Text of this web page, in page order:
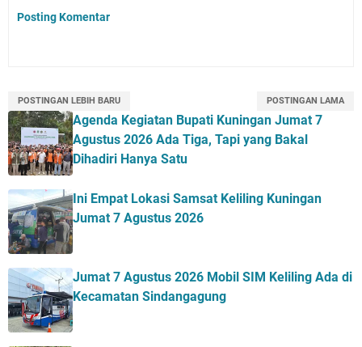
Posting Komentar
POSTINGAN LEBIH BARU POSTINGAN LAMA
Agenda Kegiatan Bupati Kuningan Jumat 7
Agustus 2026 Ada Tiga, Tapi yang Bakal
Dihadiri Hanya Satu
Ini Empat Lokasi Samsat Keliling Kuningan
Jumat 7 Agustus 2026
Jumat 7 Agustus 2026 Mobil SIM Keliling Ada di
Kecamatan Sindangagung